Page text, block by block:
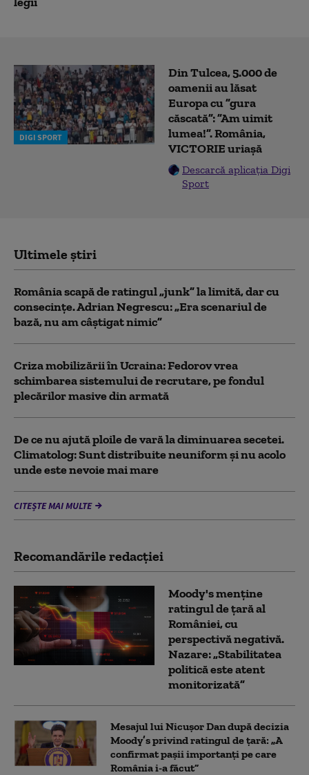
DIGI SPORT
Din Tulcea, 5.000 de
oamenii au lăsat
Europa cu ”gura
căscată”: ”Am uimit
lumea!”. România,
VICTORIE uriașă
Descarcă aplicația Digi
Sport
Ultimele știri
România scapă de ratingul „junk” la limită, dar cu
consecinţe. Adrian Negrescu: „Era scenariul de
bază, nu am câștigat nimic”
Criza mobilizării în Ucraina: Fedorov vrea
schimbarea sistemului de recrutare, pe fondul
plecărilor masive din armată
De ce nu ajută ploile de vară la diminuarea secetei.
Climatolog: Sunt distribuite neuniform și nu acolo
unde este nevoie mai mare
CITEȘTE MAI MULTE
Recomandările redacţiei
Moody's menține
ratingul de țară al
României, cu
perspectivă negativă.
Nazare: „Stabilitatea
politică este atent
monitorizată”
Mesajul lui Nicușor Dan după decizia
Moody’s privind ratingul de țară: „A
confirmat pașii importanți pe care
România i-a făcut”